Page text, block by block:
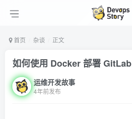
首页 杂谈 正文
如何使用 Docker 部署 GitLab
运维开发故事
4年前发布